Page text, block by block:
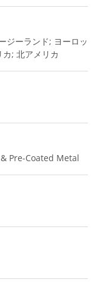
ジーランド; ヨーロッ
; 北アメリカ
Pre-Coated Metal